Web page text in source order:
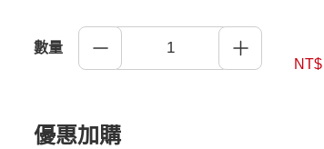
數量
NT$
優惠加購